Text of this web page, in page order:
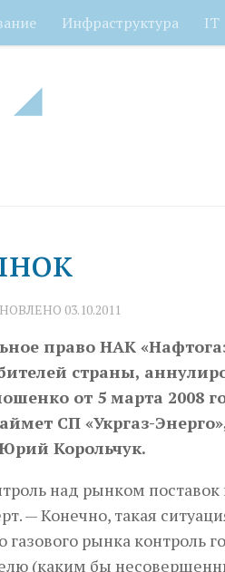
Инфраструктура IT
03.10.2011
право НАК
страны,
от 5 марта 2008
СП «Укргаз-
Корольчук.
над рынком
— Конечно, такая
рынка контроль
(каким бы